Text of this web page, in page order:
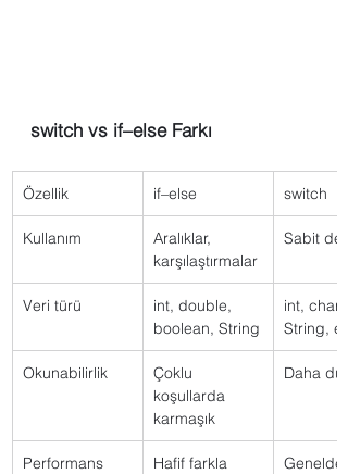
switch vs if–else Farkı
Özellik if–else switch
Kullanım
Aralıklar,
karşılaştırmalar
Sabit
Veri türü
int, double,
boolean, String
int, char,
String,
Okunabilirlik
Çoklu
koşullarda
karmaşık
Daha
Performans
Hafif farkla
Genelde